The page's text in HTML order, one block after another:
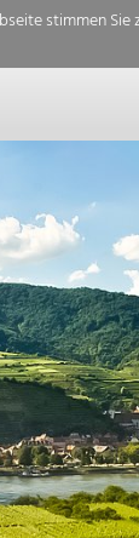
stimmen